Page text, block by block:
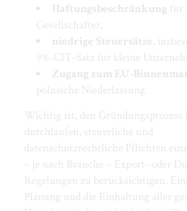
Haftungsbeschränkung für
Gesellschafter,
niedrige Steuersätze,
9%-CIT-Satz für kleine
Zugang zum EU-
polnische Niederlassung.
Wichtig ist, den Gründungsprozess
durchlaufen, steuerliche und
datenschutzrechtliche Pflichten
– je nach Branche – Export- oder
Regelungen zu berücksichtigen.
Planung und die Einhaltung aller